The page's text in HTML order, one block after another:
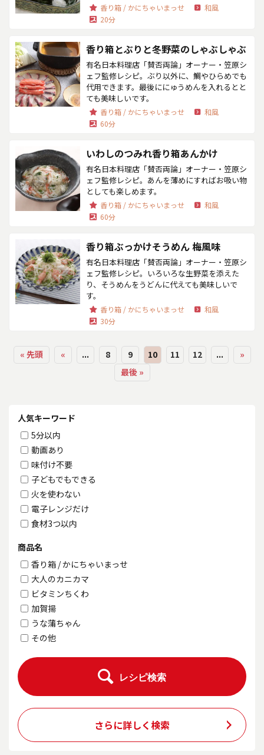
香り箱 / かにちゃいまっせ
和風
20分
香り箱とぶりと冬野菜のしゃぶしゃぶ
有名日本料理店「賛否両論」オーナー・笠原シ
ェフ監修レシピ。ぶり以外に、鯛やひらめでも
代用できます。最後ににゅうめんを入れるとと
ても美味しいです。
香り箱 / かにちゃいまっせ
和風
60分
いわしのつみれ香り箱あんかけ
有名日本料理店「賛否両論」オーナー・笠原シ
ェフ監修レシピ。あんを薄めにすればお吸い物
としても楽しめます。
香り箱 / かにちゃいまっせ
和風
60分
香り箱ぶっかけそうめん 梅風味
有名日本料理店「賛否両論」オーナー・笠原シ
ェフ監修レシピ。いろいろな生野菜を添えた
り、そうめんをうどんに代えても美味しいで
す。
香り箱 / かにちゃいまっせ
和風
30分
« 先頭 « ... 8 9 10 11 12 ...
»
最後 »
人気キーワード
5分以内
動画あり
味付け不要
子どもでもできる
火を使わない
電子レンジだけ
食材3つ以内
商品名
香り箱 / かにちゃいまっせ
大人のカニカマ
ビタミンちくわ
加賀揚
うな蒲ちゃん
その他
レシピ検索
さらに詳しく検索